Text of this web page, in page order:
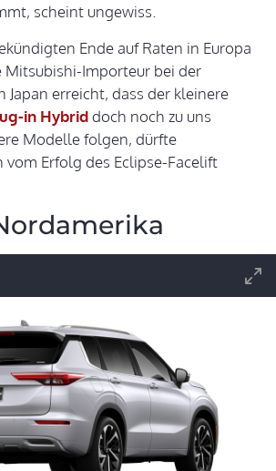
scheint ungewiss.
Ende auf Raten in Europa
Mitsubishi-Importeur bei der
Japan erreicht, dass der kleinere
in Hybriddoch noch zu uns
Modelle folgen, dürfte
vom Erfolg des Eclipse-Facelift